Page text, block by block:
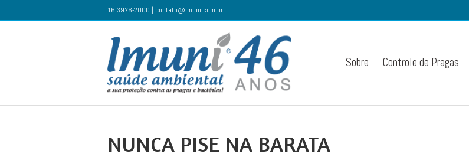
16 3976-2000 | contato@imuni.com.br
Sobre Controle de Pragas
NUNCA PISE NA BARATA